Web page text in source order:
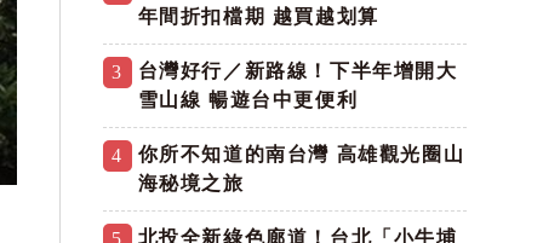
年間折扣檔期 越買越划算
3
台灣好行／新路線！下半年增開大
雪山線 暢遊台中更便利
4
你所不知道的南台灣 高雄觀光圈山
海秘境之旅
5
北投全新綠色廊道！台北「小牛埔